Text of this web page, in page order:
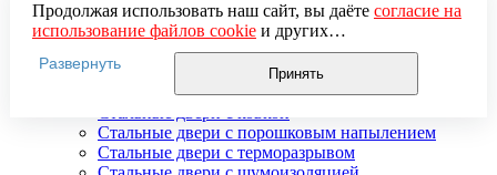
Стальные двери в подъезд
Стальные двери внутреннего открывания
Стальные двери массив
Стальные двери мдф
Стальные двери с зеркалом
Стальные двери с порошковым напылением
Стальные двери с терморазрывом
Продолжая использовать наш сайт, вы даёте согласие на
использование файлов cookieи других
пользовательских данных (включая IP-адрес, сведения о
местоположении, устройстве, действиях на сайте и т. п.)
для функционирования сайта, проведения
использования систем аналитики (например,
Яндекс.Метрика), в соответствии с нашей
обработки персональных данных.
Развернуть
Принять